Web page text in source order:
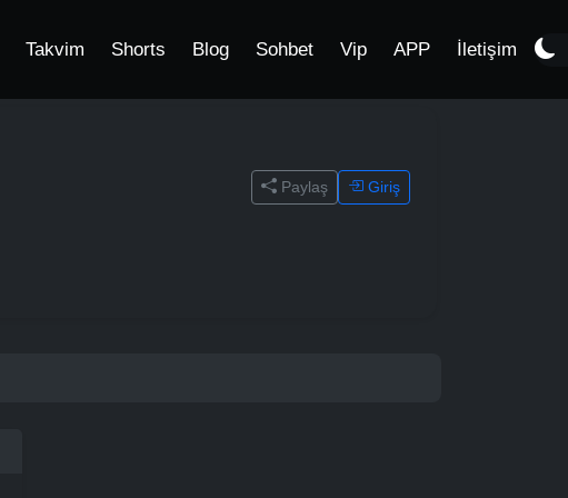
Takvim Shorts Blog Sohbet Vip APP İletişim
Paylaş Giriş